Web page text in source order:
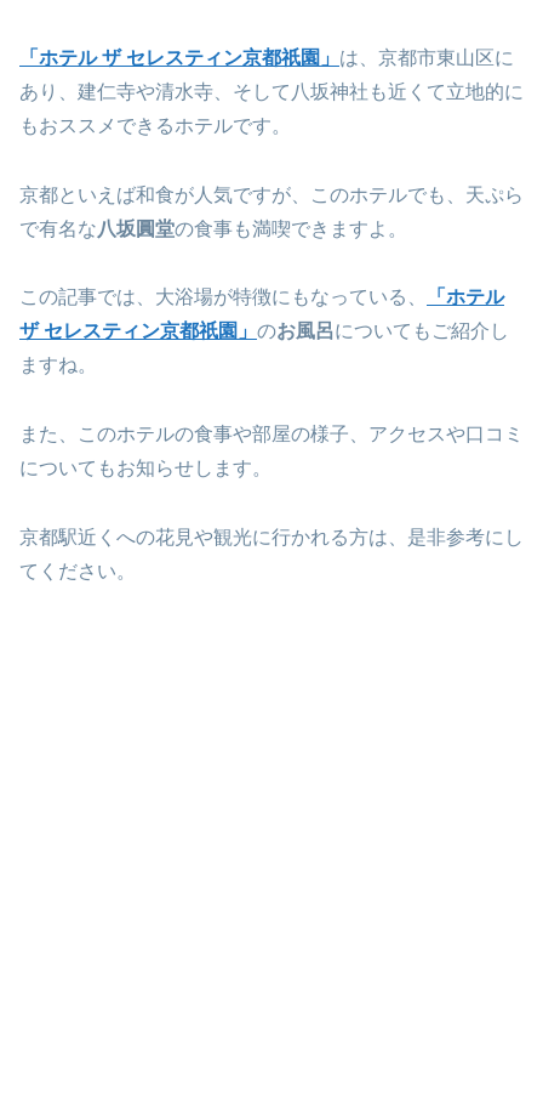
「ホテル ザ セレスティン京都祇園」 は、京都市東山区に
あり、建仁寺や清水寺、そして八坂神社も近くて立地的に
もおススメできるホテルです。
京都といえば和食が人気ですが、このホテルでも、天ぷら
で有名な八坂圓堂の食事も満喫できますよ。
この記事では、大浴場が特徴にもなっている、
「ホテル
ザ セレスティン京都祇園」 のお風呂についてもご紹介し
ますね。
また、このホテルの食事や部屋の様子、アクセスや口コミ
についてもお知らせします。
京都駅近くへの花見や観光に行かれる方は、是非参考にし
てください。